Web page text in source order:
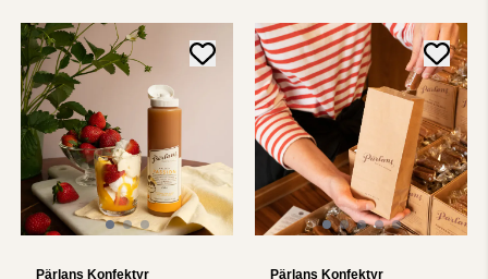
Pärlans Konfektyr Pärlans Konfektyr